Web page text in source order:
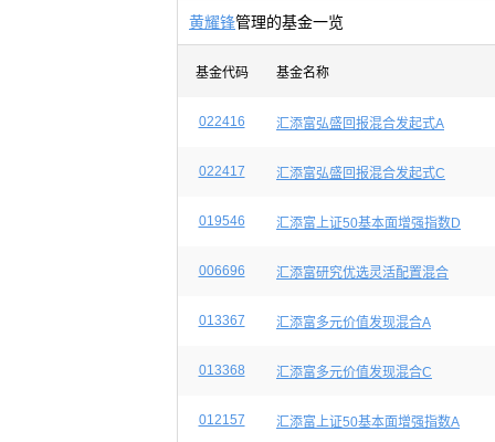
黄耀锋管理的基金一览
基金代码 基金名称
022416 汇添富弘盛回报混合发起式A
022417 汇添富弘盛回报混合发起式C
019546 汇添富上证50基本面增强指数D
006696 汇添富研究优选灵活配置混合
013367 汇添富多元价值发现混合A
013368 汇添富多元价值发现混合C
012157 汇添富上证50基本面增强指数A